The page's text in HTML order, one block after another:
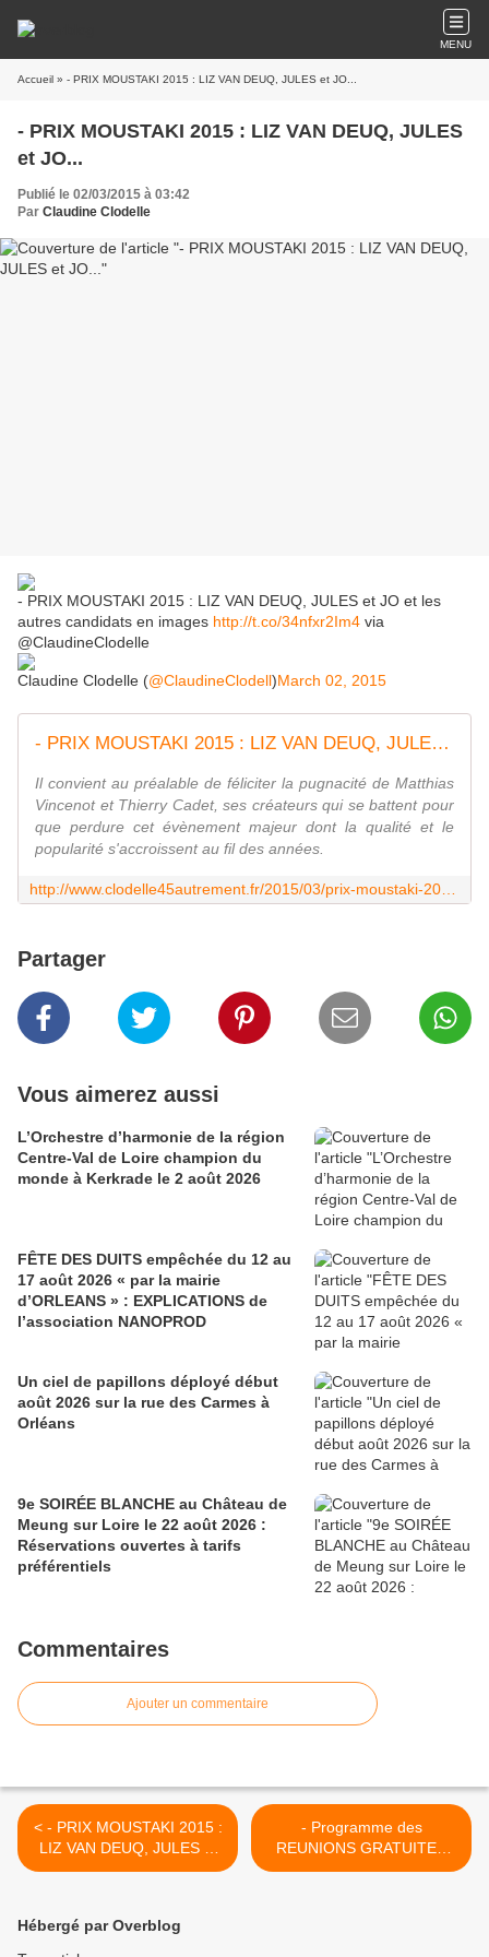
MENU
Accueil » - PRIX MOUSTAKI 2015 : LIZ VAN DEUQ, JULES et JO...
- PRIX MOUSTAKI 2015 : LIZ VAN DEUQ, JULES
et JO...
Publié le 02/03/2015 à 03:42
Par Claudine Clodelle
- PRIX MOUSTAKI 2015 : LIZ VAN DEUQ, JULES et JO et les
autres candidats en images http://t.co/34nfxr2Im4 via
@ClaudineClodelle
Claudine Clodelle (@ClaudineClodell)March 02, 2015
- PRIX MOUSTAKI 2015 : LIZ VAN DEUQ, JULES et JO et les autres candidats en images - VIVRE AUTREMENT VOS LOISIRS avec Clodelle
Il convient au préalable de féliciter la pugnacité de Matthias
Vincenot et Thierry Cadet, ses créateurs qui se battent pour
que perdure cet évènement majeur dont la qualité et le
popularité s'accroissent au fil des années.
Partager
Vous aimerez aussi
L’Orchestre d’harmonie de la région
Centre-Val de Loire champion du
monde à Kerkrade le 2 août 2026
FÊTE DES DUITS empêchée du 12 au
17 août 2026 « par la mairie
d’ORLEANS » : EXPLICATIONS de
l’association NANOPROD
Un ciel de papillons déployé début
août 2026 sur la rue des Carmes à
Orléans
9e SOIRÉE BLANCHE au Château de
Meung sur Loire le 22 août 2026 :
Réservations ouvertes à tarifs
préférentiels
Commentaires
Ajouter un commentaire
< - PRIX MOUSTAKI 2015 :
LIZ VAN DEUQ, JULES et
JO et les autres candidats
- Programme des
REUNIONS GRATUITES
CARREFOUR DES
Hébergé par Overblog